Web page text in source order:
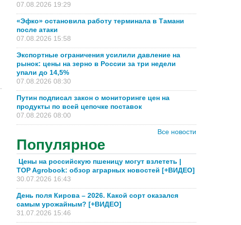
07.08.2026 19:29
«Эфко» остановила работу терминала в Тамани
после атаки
07.08.2026 15:58
Экспортные ограничения усилили давление на
рынок: цены на зерно в России за три недели
упали до 14,5%
07.08.2026 08:30
Путин подписал закон о мониторинге цен на
продукты по всей цепочке поставок
07.08.2026 08:00
Все новости
Популярное
Цены на российскую пшеницу могут взлететь |
TOP Agrobook: обзор аграрных новостей [+ВИДЕО]
30.07.2026 16:43
День поля Кирова – 2026. Какой сорт оказался
самым урожайным? [+ВИДЕО]
31.07.2026 15:46